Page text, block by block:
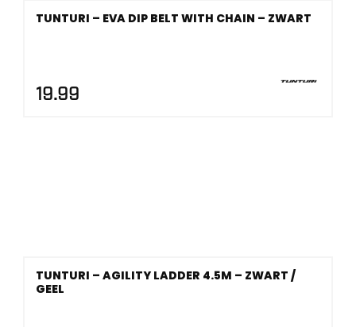
TUNTURI – EVA DIP BELT WITH CHAIN – ZWART
19.99
TUNTURI – AGILITY LADDER 4.5M – ZWART /
GEEL